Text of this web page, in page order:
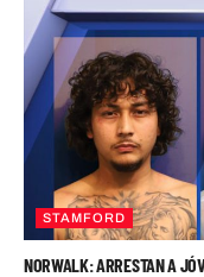
STAMFORD
NORWALK: ARRESTAN A